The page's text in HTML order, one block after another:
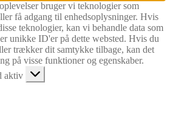
bruger vi teknologier som
få adgang til enhedsoplysninger. Hvis
teknologier, kan vi behandle data som
unikke ID'er på dette websted. Hvis du
trækker dit samtykke tilbage, kan det
på visse funktioner og egenskaber.
aktiv